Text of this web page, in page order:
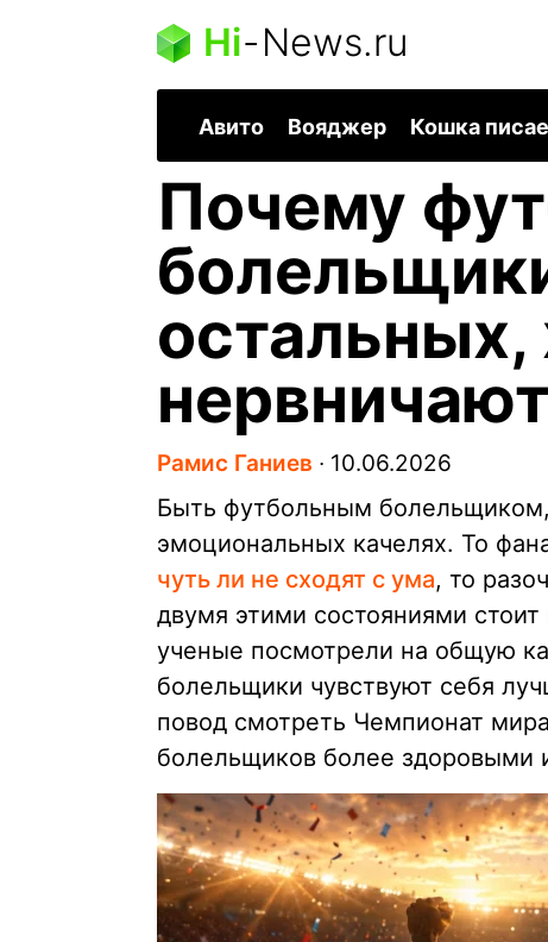
Hi-News.ru
Авито Вояджер Кошка
Почему
остальных,
нервничают
Рамис Ганиев ∙ 10.06.2026
Быть футбольным болельщиком,
эмоциональных качелях. То
чуть ли не сходят с ума, то
двумя этими состояниями
ученые посмотрели на общую
болельщики чувствуют себя
повод смотреть Чемпионат
болельщиков более здоровыми